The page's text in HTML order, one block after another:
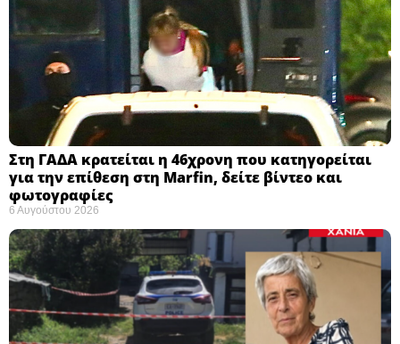
Στη ΓΑΔΑ κρατείται η 46χρονη που κατηγορείται
για την επίθεση στη Marfin, δείτε βίντεο και
φωτογραφίες
6 Αυγούστου 2026